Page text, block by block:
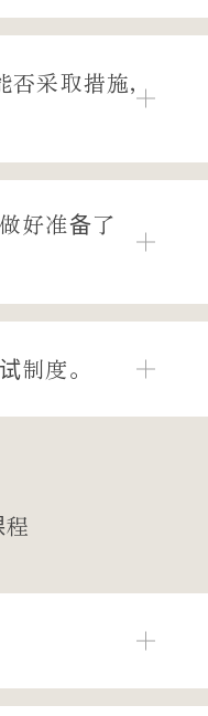
否采取措施，
好准备了
制度。